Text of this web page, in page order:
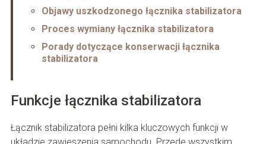
Objawy uszkodzonego łącznika stabilizatora
Proces wymiany łącznika stabilizatora
Porady dotyczące konserwacji łącznika
stabilizatora
Funkcje łącznika stabilizatora
Łącznik stabilizatora pełni kilka kluczowych funkcji w